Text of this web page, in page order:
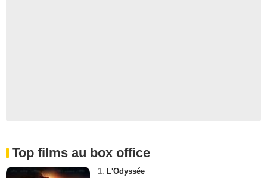
Top films au box office
1. L'Odyssée